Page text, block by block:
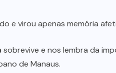
e virou apenas memória
sobrevive e nos lembra da
de Manaus.